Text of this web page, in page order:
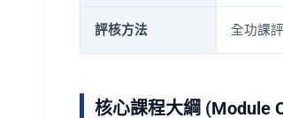
評核方法 全功課
核心課程大綱 (Module